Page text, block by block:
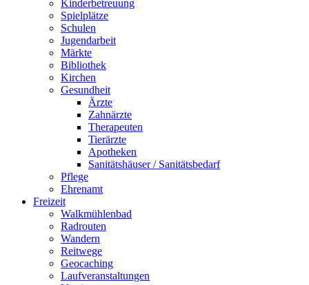
Kinderbetreuung
Spielplätze
Schulen
Jugendarbeit
Märkte
Bibliothek
Kirchen
Gesundheit
Ärzte
Zahnärzte
Therapeuten
Tierärzte
Apotheken
Sanitätshäuser / Sanitätsbedarf
Pflege
Ehrenamt
Freizeit
Walkmühlenbad
Radrouten
Wandern
Reitwege
Geocaching
Laufveranstaltungen